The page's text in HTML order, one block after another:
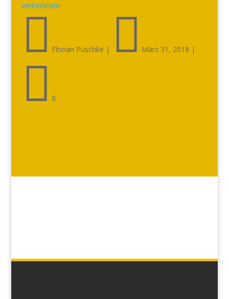
weiterlesen
 Florian Puschke |  März 31, 2018 |
 0